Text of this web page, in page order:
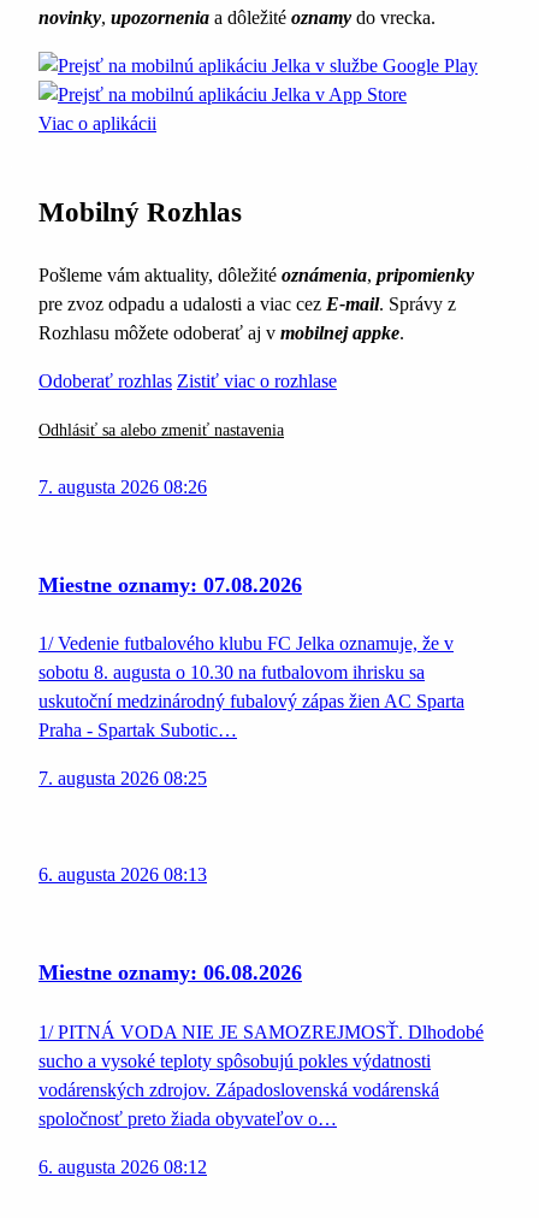
novinky, upozornenia a dôležité oznamy do vrecka.
Viac o aplikácii
Mobilný Rozhlas
Pošleme vám aktuality, dôležité oznámenia, pripomienky
pre zvoz odpadu a udalosti a viac cez E-mail. Správy z
Rozhlasu môžete odoberať aj v mobilnej appke.
Odoberať rozhlas Zistiť viac o rozhlase
Odhlásiť sa alebo zmeniť nastavenia
7. augusta 2026 08:26
Miestne oznamy: 07.08.2026
1/ Vedenie futbalového klubu FC Jelka oznamuje, že v
sobotu 8. augusta o 10.30 na futbalovom ihrisku sa
uskutoční medzinárodný fubalový zápas žien AC Sparta
Praha - Spartak Subotic…
7. augusta 2026 08:25
6. augusta 2026 08:13
Miestne oznamy: 06.08.2026
1/ PITNÁ VODA NIE JE SAMOZREJMOSŤ. Dlhodobé
sucho a vysoké teploty spôsobujú pokles výdatnosti
vodárenských zdrojov. Západoslovenská vodárenská
spoločnosť preto žiada obyvateľov o…
6. augusta 2026 08:12